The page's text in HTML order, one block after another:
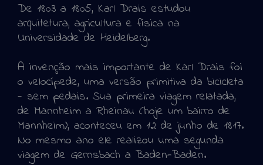
De 1803 a 1805, Karl Drais estudou
arquitetura, agricultura e física na
Universidade de Heidelberg.
A invenção mais importante de Karl Drais foi
o velocípede, uma versão primitiva da bicicleta
- sem pedais. Sua primeira viagem relatada,
de Mannheim a Rheinau (hoje um bairro de
Mannheim), aconteceu em 12 de junho de 1817.
No mesmo ano ele realizou uma segunda
viagem de Gernsbach a Baden-Baden.